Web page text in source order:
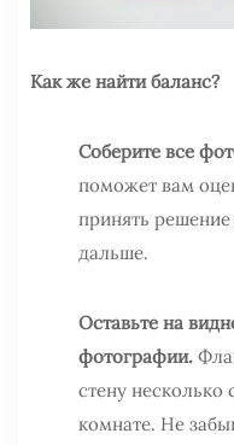
Как же найти баланс?
Соберите все
поможет вам
принять
дальше.
Оставьте на
фотографии.
стену
комнате. Не